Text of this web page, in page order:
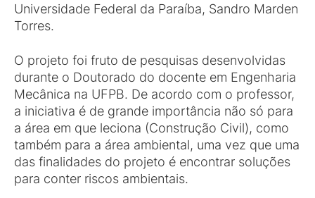
Universidade Federal da Paraíba, Sandro Marden
Torres.
O projeto foi fruto de pesquisas desenvolvidas
durante o Doutorado do docente em Engenharia
Mecânica na UFPB. De acordo com o professor,
a iniciativa é de grande importância não só para
a área em que leciona (Construção Civil), como
também para a área ambiental, uma vez que uma
das finalidades do projeto é encontrar soluções
para conter riscos ambientais.